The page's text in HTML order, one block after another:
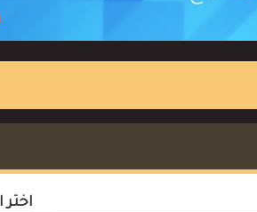
اختر